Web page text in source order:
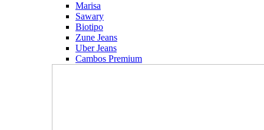
Marisa
Sawary
Biotipo
Zune Jeans
Uber Jeans
Cambos Premium